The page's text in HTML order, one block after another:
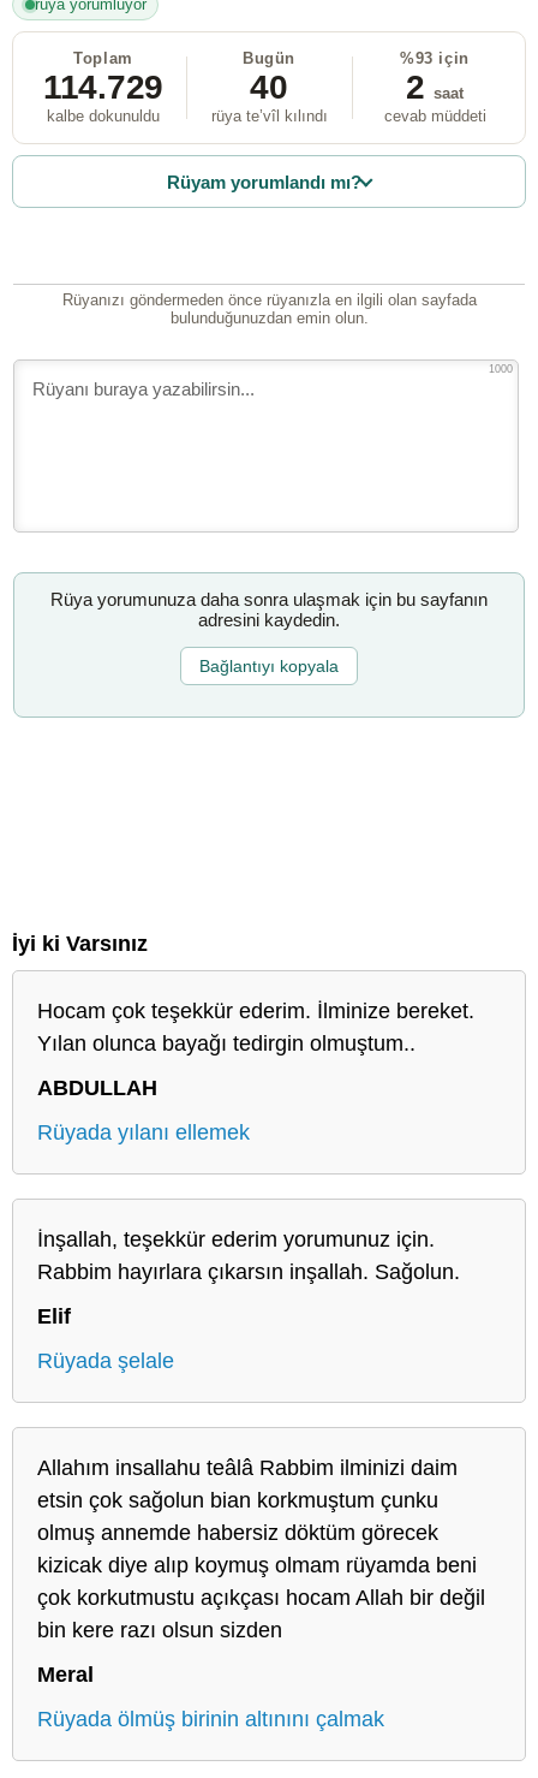
rüya yorumluyor
Toplam
114.729
kalbe dokunuldu
Bugün
40
rüya te’vîl kılındı
%93 için
2 saat
cevab müddeti
Rüyam yorumlandı mı?
Rüyanızı göndermeden önce rüyanızla en ilgili olan sayfada
bulunduğunuzdan emin olun.
1000
Rüya yorumunuza daha sonra ulaşmak için bu sayfanın
adresini kaydedin.
Bağlantıyı kopyala
İyi ki Varsınız
Hocam çok teşekkür ederim. İlminize bereket.
Yılan olunca bayağı tedirgin olmuştum..
ABDULLAH
Rüyada yılanı ellemek
İnşallah, teşekkür ederim yorumunuz için.
Rabbim hayırlara çıkarsın inşallah. Sağolun.
Elif
Rüyada şelale
Allahım insallahu teâlâ Rabbim ilminizi daim
etsin çok sağolun bian korkmuştum çunku
olmuş annemde habersiz döktüm görecek
kizicak diye alıp koymuş olmam rüyamda beni
çok korkutmustu açıkçası hocam Allah bir değil
bin kere razı olsun sizden
Meral
Rüyada ölmüş birinin altınını çalmak